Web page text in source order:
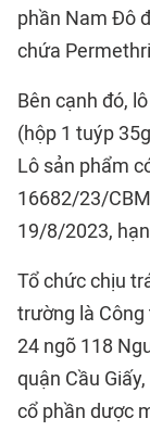
phần Nam Đô
chứa
Bên cạnh đó,
(hộp 1 tuýp
Lô sản phẩm
16682/23/
19/8/2023,
Tổ chức chịu
trường là Công
24 ngõ 118
quận Cầu
cổ phần dược